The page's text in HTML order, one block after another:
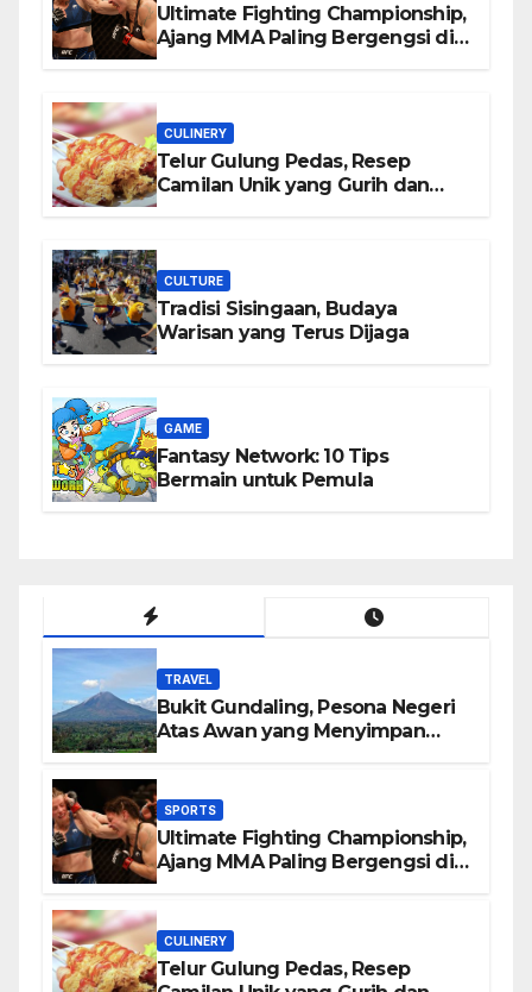
Ultimate Fighting Championship,
Ajang MMA Paling Bergengsi di
CULINERY
Telur Gulung Pedas, Resep
Camilan Unik yang Gurih dan
CULTURE
Tradisi Sisingaan, Budaya
Warisan yang Terus Dijaga
GAME
Fantasy Network: 10 Tips
Bermain untuk Pemula
TRAVEL
Bukit Gundaling, Pesona Negeri
Atas Awan yang Menyimpan
SPORTS
Ultimate Fighting Championship,
Ajang MMA Paling Bergengsi di
CULINERY
Telur Gulung Pedas, Resep